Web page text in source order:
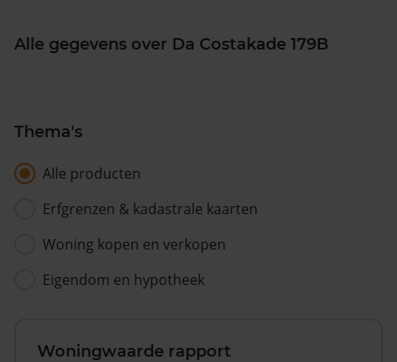
Alle gegevens over Da Costakade 179B
Thema's
Alle producten
Erfgrenzen & kadastrale kaarten
Woning kopen en verkopen
Eigendom en hypotheek
Woningwaarde rapport